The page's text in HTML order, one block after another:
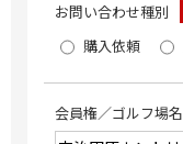
お問い合わせ種別
購入依頼
会員権／ゴルフ場名